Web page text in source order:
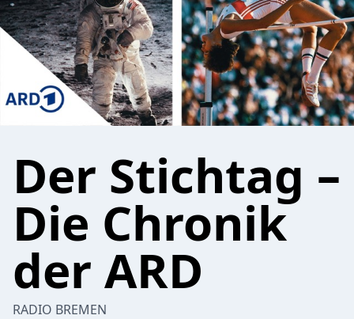
Der Stichtag –
Die Chronik
der ARD
RADIO BREMEN